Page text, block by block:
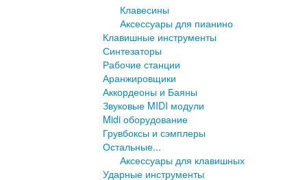
Клавесины
Аксессуары для пианино
Клавишные инструменты
Синтезаторы
Рабочие станции
Аранжировщики
Аккордеоны и Баяны
Звуковые MIDI модули
Midi оборудование
Грувбоксы и сэмплеры
Остальные...
Аксессуары для клавишных
Ударные инструменты